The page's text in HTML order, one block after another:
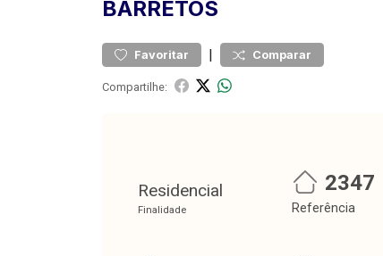
BARRETOS
Favoritar | Comparar
Compartilhe:
Residencial
Finalidade
2347
Referência